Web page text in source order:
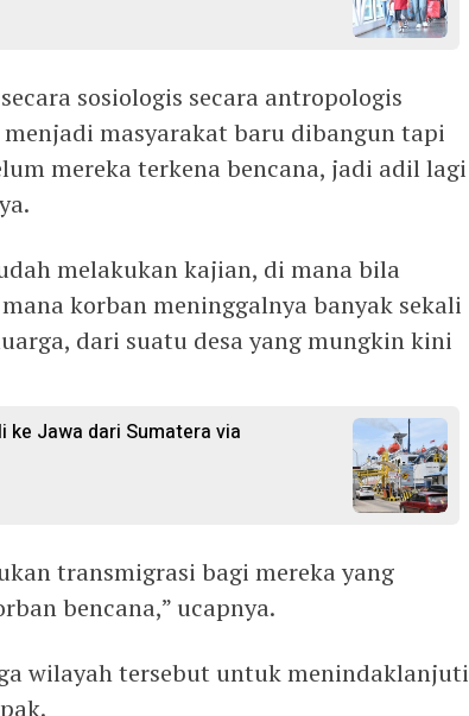
sosiologis secara antropologis
menjadi masyarakat baru dibangun tapi
mereka terkena bencana, jadi adil lagi
melakukan kajian, di mana bila
korban meninggalnya banyak sekali
dari suatu desa yang mungkin kini
ke Jawa dari Sumatera via
transmigrasi bagi mereka yang
bencana,” ucapnya.
wilayah tersebut untuk menindaklanjuti